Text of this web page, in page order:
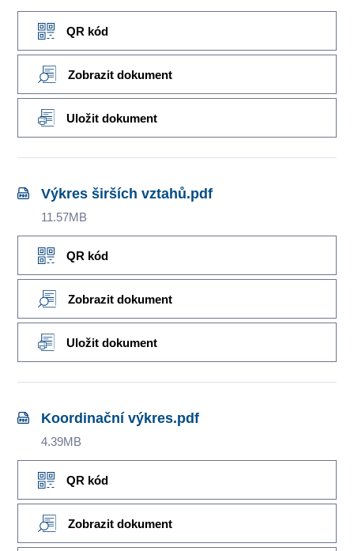
QR kód
Zobrazit dokument
Uložit dokument
Výkres širších vztahů.pdf
11.57MB
QR kód
Zobrazit dokument
Uložit dokument
Koordinační výkres.pdf
4.39MB
QR kód
Zobrazit dokument